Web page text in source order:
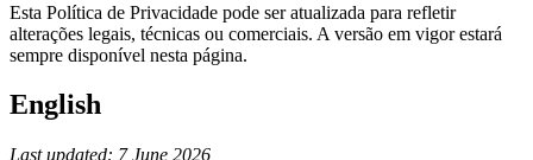
Esta Política de Privacidade pode ser atualizada para refletir
alterações legais, técnicas ou comerciais. A versão em vigor estará
sempre disponível nesta página.
English
Last updated: 7 June 2026